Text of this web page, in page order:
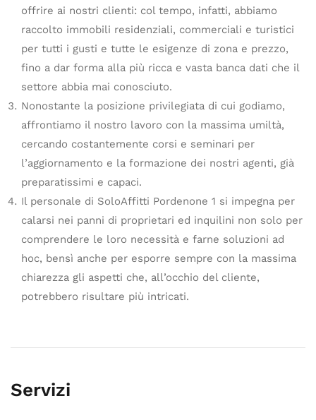
offrire ai nostri clienti: col tempo, infatti, abbiamo
raccolto immobili residenziali, commerciali e turistici
per tutti i gusti e tutte le esigenze di zona e prezzo,
fino a dar forma alla più ricca e vasta banca dati che il
settore abbia mai conosciuto.
Nonostante la posizione privilegiata di cui godiamo,
affrontiamo il nostro lavoro con la massima umiltà,
cercando costantemente corsi e seminari per
l’aggiornamento e la formazione dei nostri agenti, già
preparatissimi e capaci.
Il personale di SoloAffitti Pordenone 1 si impegna per
calarsi nei panni di proprietari ed inquilini non solo per
comprendere le loro necessità e farne soluzioni ad
hoc, bensì anche per esporre sempre con la massima
chiarezza gli aspetti che, all’occhio del cliente,
potrebbero risultare più intricati.
Servizi